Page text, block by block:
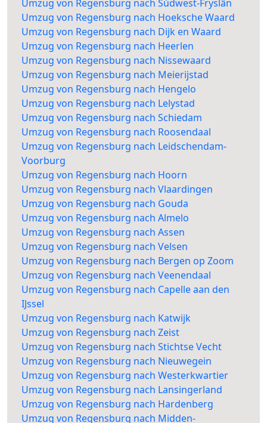
Umzug von Regensburg nach Súdwest-Fryslân
Umzug von Regensburg nach Hoeksche Waard
Umzug von Regensburg nach Dijk en Waard
Umzug von Regensburg nach Heerlen
Umzug von Regensburg nach Nissewaard
Umzug von Regensburg nach Meierijstad
Umzug von Regensburg nach Hengelo
Umzug von Regensburg nach Lelystad
Umzug von Regensburg nach Schiedam
Umzug von Regensburg nach Roosendaal
Umzug von Regensburg nach Leidschendam-
Voorburg
Umzug von Regensburg nach Hoorn
Umzug von Regensburg nach Vlaardingen
Umzug von Regensburg nach Gouda
Umzug von Regensburg nach Almelo
Umzug von Regensburg nach Assen
Umzug von Regensburg nach Velsen
Umzug von Regensburg nach Bergen op Zoom
Umzug von Regensburg nach Veenendaal
Umzug von Regensburg nach Capelle aan den
IJssel
Umzug von Regensburg nach Katwijk
Umzug von Regensburg nach Zeist
Umzug von Regensburg nach Stichtse Vecht
Umzug von Regensburg nach Nieuwegein
Umzug von Regensburg nach Westerkwartier
Umzug von Regensburg nach Lansingerland
Umzug von Regensburg nach Hardenberg
Umzug von Regensburg nach Midden-